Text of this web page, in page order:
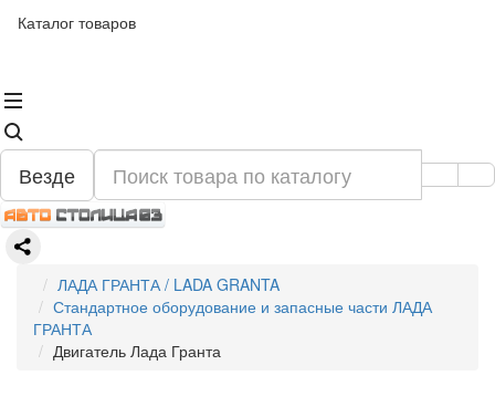
Каталог товаров
Везде
ЛАДА ГРАНТА / LADA GRANTA
Стандартное оборудование и запасные части ЛАДА
ГРАНТА
Двигатель Лада Гранта